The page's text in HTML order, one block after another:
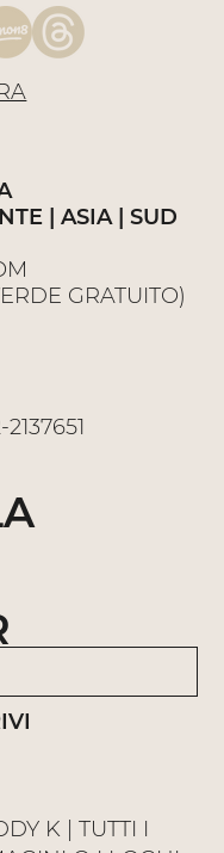
K | TUTTI I
| ASIA | SUD
GRATUITO)